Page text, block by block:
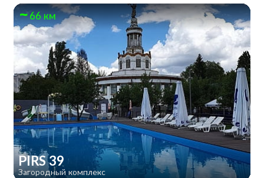
66 км
PIRS 39
Загородный комплекс